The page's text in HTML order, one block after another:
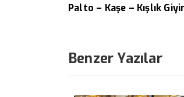
Palto – Kaşe – Kışlık
Benzer Yazılar